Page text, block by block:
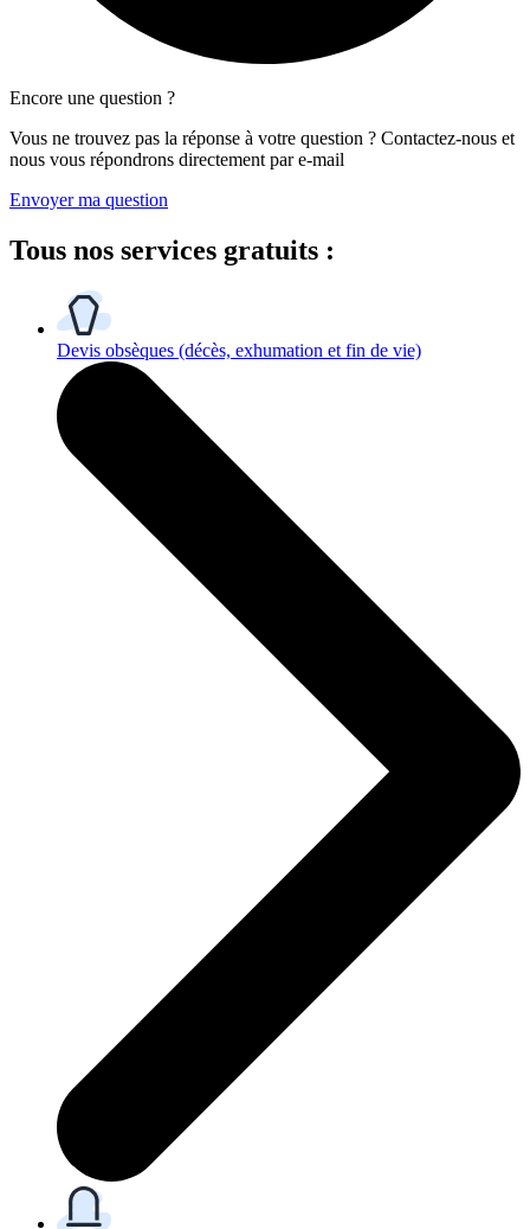
Encore une question ?
Vous ne trouvez pas la réponse à votre question ? Contactez-nous et
nous vous répondrons directement par e-mail
Envoyer ma question
Tous nos services gratuits :
Devis obsèques (décès, exhumation et fin de vie)